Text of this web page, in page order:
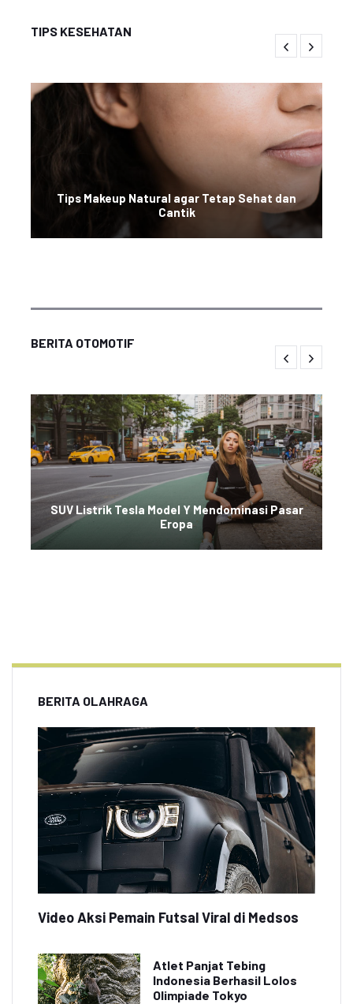
TIPS KESEHATAN
Tips Makeup Natural agar Tetap Sehat dan
Cantik
BERITA OTOMOTIF
SUV Listrik Tesla Model Y Mendominasi Pasar
Eropa
BERITA OLAHRAGA
Video Aksi Pemain Futsal Viral di Medsos
Atlet Panjat Tebing
Indonesia Berhasil Lolos
Olimpiade Tokyo